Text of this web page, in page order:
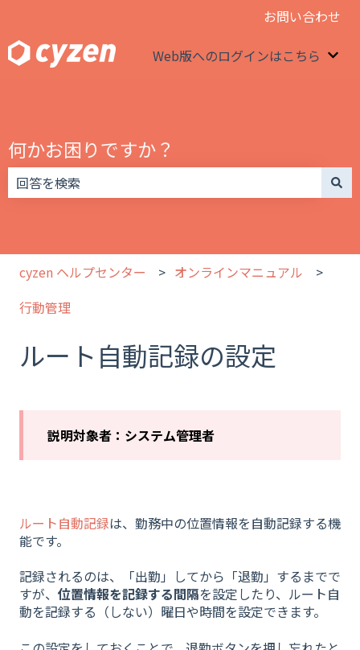
お問い合わせ
Web版へのログインはこちら
何かお困りですか？
cyzen ヘルプセンター
オンラインマニュアル
行動管理
ルート自動記録の設定
説明対象者：システム管理者
ルート自動記録は、勤務中の位置情報を自動記録する機
能です。
記録されるのは、「出勤」してから「退勤」するまでで
すが、 位置情報を記録する間隔を設定したり、ルート自
動を記録する（しない）曜日や時間を設定できます。